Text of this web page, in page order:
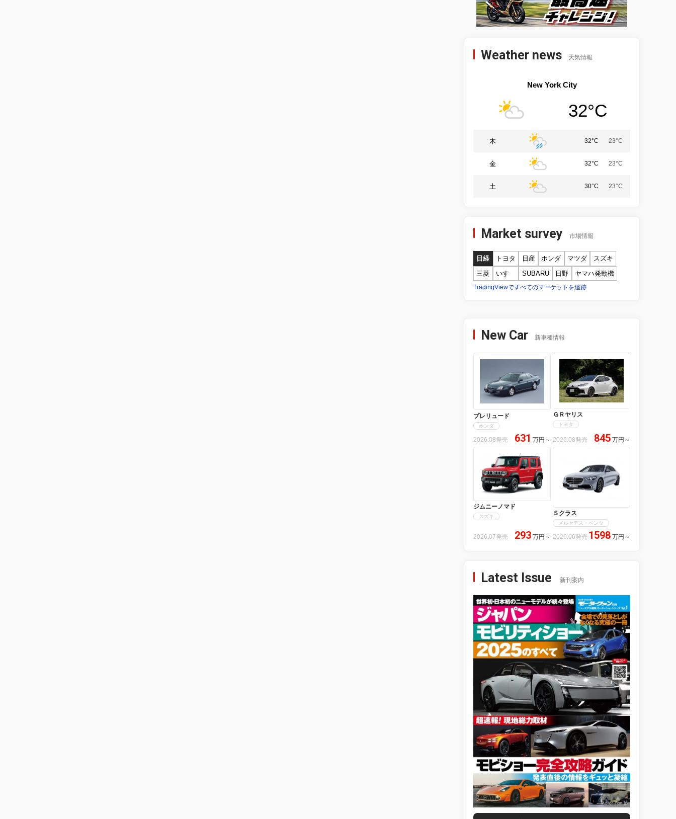
Weather news 天気情報
New York City
32°C
木 32°C 23°C
金 32°C 23°C
土 30°C 23°C
Market survey 市場情報
日経 トヨタ 日産 ホンダ マツダ
スズキ
三菱
いすゞ SUBARU 日野 ヤマハ発動機
TradingViewですべてのマーケットを追跡
New Car 新車種情報
プレリュード
ホンダ
2026.08発売 631 万円 ～
ＧＲヤリス
トヨタ
2026.08発売 845 万円 ～
ジムニーノマド
スズキ
2026.07発売 293 万円 ～
Ｓクラス
メルセデス・ベンツ
2026.06発売 1598 万円 ～
Latest Issue 新刊案内